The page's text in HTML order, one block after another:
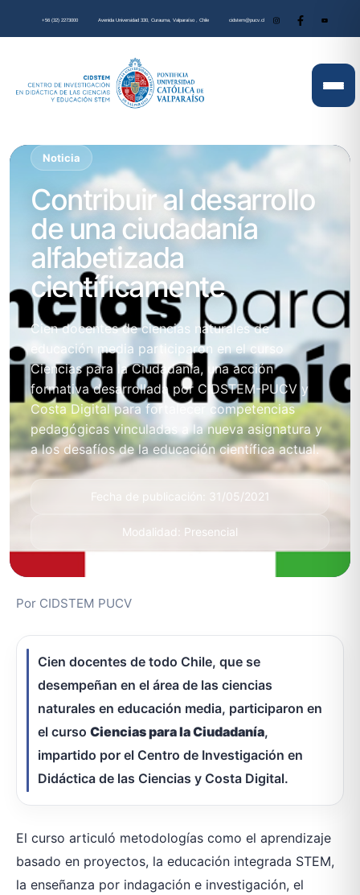
+56 (32) 2273000 Avenida Universidad 330, Curauma, Valparaíso , Chile cidstem@pucv.cl
Noticia
Contribuir al desarrollo
de una ciudadanía
alfabetizada
científicamente
Cien docentes de ciencias naturales de
educación media participaron en el curso
Ciencias para la Ciudadanía, una acción
formativa desarrollada por CIDSTEM-PUCV y
Costa Digital para fortalecer competencias
pedagógicas vinculadas a la nueva asignatura y
a los desafíos de la educación científica actual.
Fecha de publicación: 31/05/2021
Modalidad: Presencial
Por CIDSTEM PUCV
Cien docentes de todo Chile, que se
desempeñan en el área de las ciencias
naturales en educación media, participaron en
el curso Ciencias para la Ciudadanía,
impartido por el Centro de Investigación en
Didáctica de las Ciencias y Costa Digital.
El curso articuló metodologías como el aprendizaje
basado en proyectos, la educación integrada STEM,
la enseñanza por indagación e investigación, el